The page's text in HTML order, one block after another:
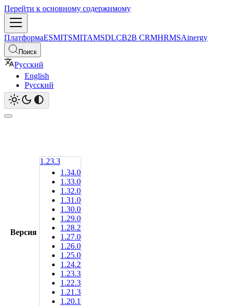
Перейти к основному содержимому
ПлатформаESMITSMITAMSDLCB2B CRMHRMSAinergy
Поиск
Русский
English
Русский
Версия
1.23.3
1.34.0
1.33.0
1.32.0
1.31.0
1.30.0
1.29.0
1.28.2
1.27.0
1.26.0
1.25.0
1.24.2
1.23.3
1.22.3
1.21.3
1.20.1